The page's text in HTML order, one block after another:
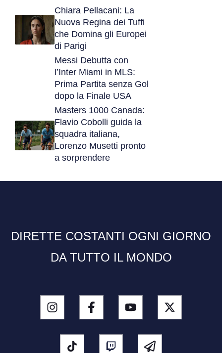
Chiara Pellacani: La
Nuova Regina dei Tuffi
che Domina gli Europei
di Parigi
Messi Debutta con
l’Inter Miami in MLS:
Prima Partita senza Gol
dopo la Finale USA
Masters 1000 Canada:
Flavio Cobolli guida la
squadra italiana,
Lorenzo Musetti pronto
a sorprendere
DIRETTE COSTANTI OGNI GIORNO
DA TUTTO IL MONDO